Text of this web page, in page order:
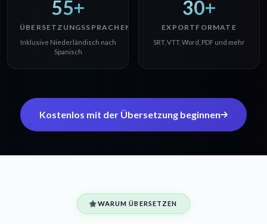
55+
ÜBERSETZUNGSSPRACHEN
Inklusive Niederländisch nach
Spanisch
30+
EXPORTFORMATE
SRT, VTT, Word, PDF und mehr
Kostenlos mit der Übersetzung beginnen
WARUM ÜBERSETZEN